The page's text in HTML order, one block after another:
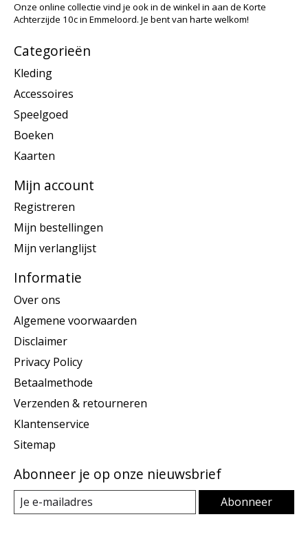
Onze online collectie vind je ook in de winkel in aan de Korte
Achterzijde 10c in Emmeloord. Je bent van harte welkom!
Categorieën
Kleding
Accessoires
Speelgoed
Boeken
Kaarten
Mijn account
Registreren
Mijn bestellingen
Mijn verlanglijst
Informatie
Over ons
Algemene voorwaarden
Disclaimer
Privacy Policy
Betaalmethode
Verzenden & retourneren
Klantenservice
Sitemap
Abonneer je op onze nieuwsbrief
Abonneer